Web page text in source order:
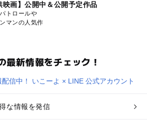
映画】公開中＆公開予定作品
トロールや
マンの人気作
最新情報をチェック！
な情報を発信